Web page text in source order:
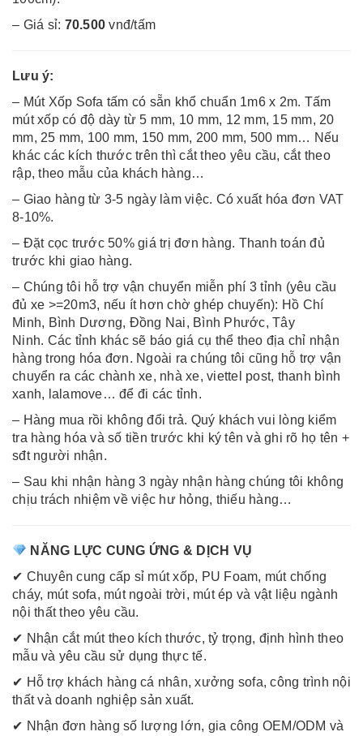
– Giá sỉ: 70.500 vnđ/tấm
Lưu ý:
– Mút Xốp Sofa tấm có sẵn khổ chuẩn 1m6 x 2m. Tấm
mút xốp có độ dày từ 5 mm, 10 mm, 12 mm, 15 mm, 20
mm, 25 mm, 100 mm, 150 mm, 200 mm, 500 mm… Nếu
khác các kích thước trên thì cắt theo yêu cầu, cắt theo
rập, theo mẫu của khách hàng…
– Giao hàng từ 3-5 ngày làm việc. Có xuất hóa đơn VAT
8-10%.
– Đặt cọc trước 50% giá trị đơn hàng. Thanh toán đủ
trước khi giao hàng.
– Chúng tôi hỗ trợ vận chuyển miễn phí 3 tỉnh (yêu cầu
đủ xe >=20m3, nếu ít hơn chờ ghép chuyến): Hồ Chí
Minh, Bình Dương, Đồng Nai, Bình Phước, Tây
Ninh. Các tỉnh khác sẽ báo giá cụ thể theo địa chỉ nhận
hàng trong hóa đơn. Ngoài ra chúng tôi cũng hỗ trợ vận
chuyển ra các chành xe, nhà xe, viettel post, thanh bình
xanh, lalamove… để đi các tỉnh.
– Hàng mua rồi không đổi trả. Quý khách vui lòng kiểm
tra hàng hóa và số tiền trước khi ký tên và ghi rõ họ tên +
sđt người nhận.
– Sau khi nhận hàng 3 ngày nhận hàng chúng tôi không
chịu trách nhiệm về việc hư hỏng, thiếu hàng…
NĂNG LỰC CUNG ỨNG & DỊCH VỤ
✔ Chuyên cung cấp sỉ mút xốp, PU Foam, mút chống
cháy, mút sofa, mút ngoài trời, mút ép và vật liệu ngành
nội thất theo yêu cầu.
✔ Nhận cắt mút theo kích thước, tỷ trọng, định hình theo
mẫu và yêu cầu sử dụng thực tế.
✔ Hỗ trợ khách hàng cá nhân, xưởng sofa, công trình nội
thất và doanh nghiệp sản xuất.
✔ Nhận đơn hàng số lượng lớn, gia công OEM/ODM và